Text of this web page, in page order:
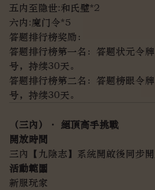
五内至隐世:和氏璧*2
六内:魔门令*5
答题排行榜奖励：
答题排行榜第一名：答题状元令
号，持续30天。
答题排行榜第二名：答题榜眼令
号，持续30天。
（三內）· 絕頂高手挑戰
開放時間
三內【九陰志】系統開啟後同步
活動範圍
新服玩家